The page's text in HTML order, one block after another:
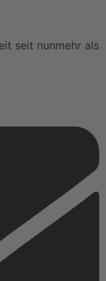
seit nunmehr als